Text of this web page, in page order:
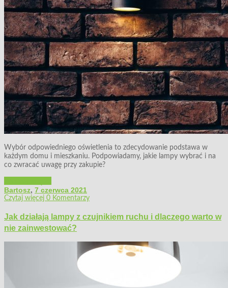
Wybór odpowiedniego oświetlenia to zdecydowanie podstawa w
każdym domu i mieszkaniu. Podpowiadamy, jakie lampy wybrać i na
co zwracać uwagę przy zakupie?
Bartosz, 7 czerwca 2021
Czytaj więcej 0 Komentarzy
Jak działają lampy z czujnikiem ruchu i dlaczego warto w
nie zainwestować?